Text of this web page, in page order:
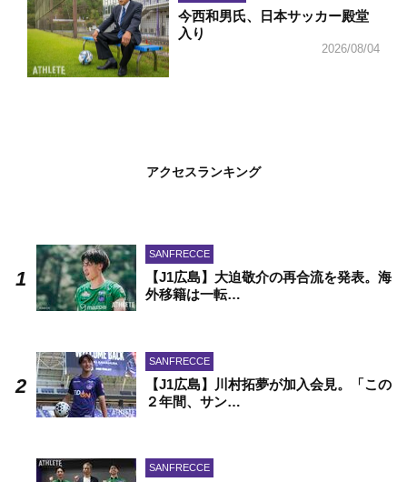
今西和男氏、日本サッカー殿堂
入り
2026/08/04
アクセスランキング
SANFRECCE
【J1広島】大迫敬介の再合流を発表。海
外移籍は一転…
SANFRECCE
【J1広島】川村拓夢が加入会見。「この
２年間、サン…
SANFRECCE